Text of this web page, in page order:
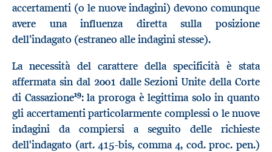
accertamenti (o le nuove indagini) devono comunque
avere una influenza diretta sulla posizione
dell’indagato (estraneo alle indagini stesse).
La necessità del carattere della specificità è stata
affermata sin dal 2001 dalle Sezioni Unite della Corte
di Cassazione19: la proroga è legittima solo in quanto
gli accertamenti particolarmente complessi o le nuove
indagini da compiersi a seguito delle richieste
dell'indagato (art. 415-bis, comma 4, cod. proc. pen.)